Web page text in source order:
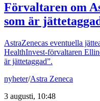
Förvaltaren om
som är
AstraZenecas eventuella
HealthInvest-förvaltaren
är jättetaggad”.
nyheter/Astra Zeneca
3 augusti, 10:48